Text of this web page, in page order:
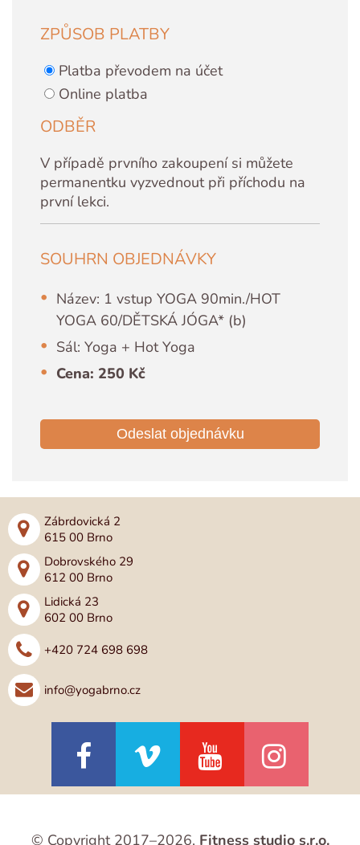
ZPŮSOB PLATBY
Platba převodem na účet
Online platba
ODBĚR
V případě prvního zakoupení si můžete
permanentku vyzvednout při příchodu na
první lekci.
SOUHRN OBJEDNÁVKY
Název: 1 vstup YOGA 90min./HOT
YOGA 60/DĚTSKÁ JÓGA* (b)
Sál: Yoga + Hot Yoga
Cena: 250 Kč
Odeslat objednávku
Zábrdovická 2
615 00 Brno
Dobrovského 29
612 00 Brno
Lidická 23
602 00 Brno
+420 724 698 698
info@yogabrno.cz
© Copyright 2017–2026, Fitness studio s.r.o.